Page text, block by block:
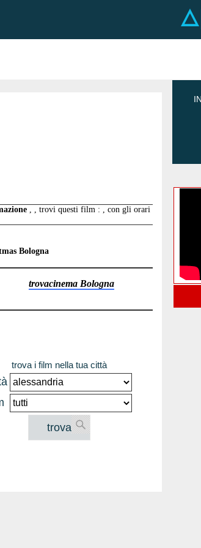
, , trovi questi film : , con gli orari
Bologna
trovacinema Bologna
trova i film nella tua città
trova